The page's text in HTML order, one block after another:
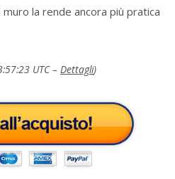
la rende ancora più pratica
UTC – Dettagli)